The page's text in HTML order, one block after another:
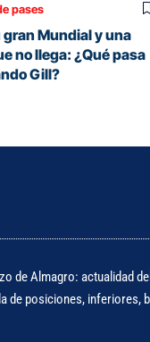
pases
gran Mundial y una
no llega: ¿Qué pasa
Gill?
de Almagro: actualidad
de posiciones, inferiores,